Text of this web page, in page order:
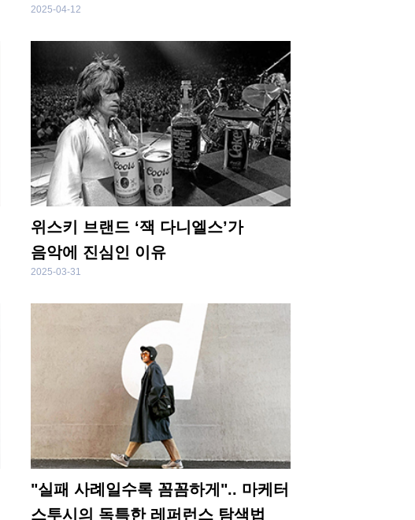
주목한 이유
2025-04-12
위스키 브랜드 ‘잭 다니엘스’가
음악에 진심인 이유
2025-03-31
"실패 사례일수록 꼼꼼하게".. 마케터
스투시의 독특한 레퍼런스 탐색법